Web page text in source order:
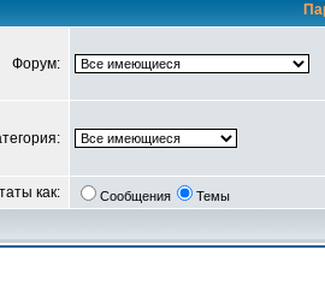
Форум:
как: Сообщения Темы